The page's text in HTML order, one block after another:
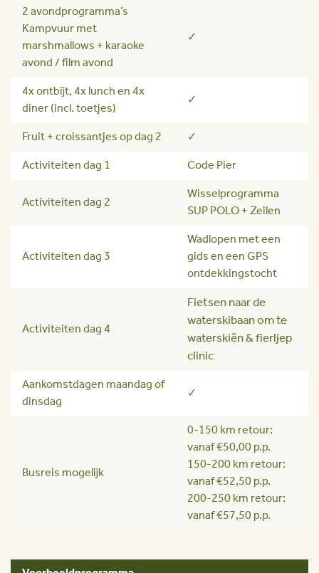
2 avondprogramma’s
Kampvuur met
marshmallows + karaoke
avond / film avond
✓
4x ontbijt, 4x lunch en 4x
diner (incl. toetjes)
✓
Fruit + croissantjes op dag 2
✓
Activiteiten dag 1
Code Pier
Activiteiten dag 2
Wisselprogramma
SUP POLO + Zeilen
Activiteiten dag 3
Wadlopen met een
gids en een GPS
ontdekkingstocht
Activiteiten dag 4
Fietsen naar de
waterskibaan om te
waterskiën & fierljep
clinic
Aankomstdagen maandag of
dinsdag ✓
Busreis mogelijk
0-150 km retour:
vanaf €50,00 p.p.
150-200 km retour:
vanaf €52,50 p.p.
200-250 km retour:
vanaf €57,50 p.p.